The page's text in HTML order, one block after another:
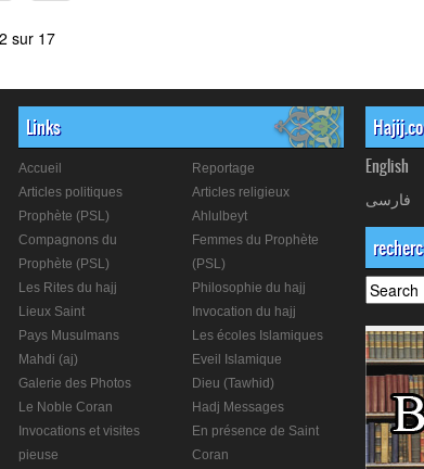
sur 17
Links
Accueil
Reportage
Articles politiques
Articles religieux
Prophète (PSL)
Ahlulbeyt
Compagnons du
Prophète (PSL)
Femmes du Prophète
(PSL)
Les Rites du hajj
Philosophie du hajj
Lieux Saint
Invocation du hajj
Pays Musulmans
Les écoles Islamiques
Mahdi (aj)
Eveil Islamique
Galerie des Photos
Dieu (Tawhid)
Le Noble Coran
Hadj Messages
Invocations et visites
pieuse
En présence de Saint
Coran
English
فارسی